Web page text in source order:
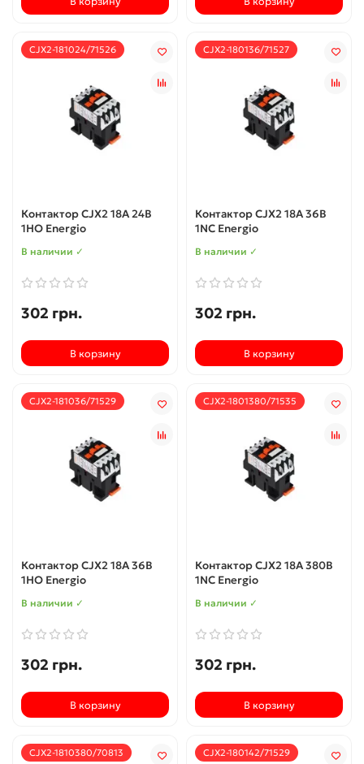
CJX2-181024/71526
Контактор CJX2 18А 24В
1НО Energio
В наличии ✓
302 грн.
В корзину
CJX2-180136/71527
Контактор CJX2 18А 36В
1NC Energio
В наличии ✓
302 грн.
В корзину
CJX2-181036/71529
Контактор CJX2 18А 36В
1НО Energio
В наличии ✓
302 грн.
В корзину
CJX2-1801380/71535
Контактор CJX2 18А 380В
1NC Energio
В наличии ✓
302 грн.
В корзину
CJX2-1810380/70813 CJX2-180142/71529